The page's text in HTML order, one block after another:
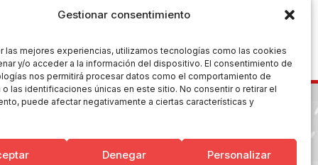
Gestionar consentimiento
las mejores experiencias, utilizamos tecnologías como las cookies
y/o acceder a la información del dispositivo. El consentimiento de
nos permitirá procesar datos como el comportamiento de
las identificaciones únicas en este sitio. No consentir o retirar el
puede afectar negativamente a ciertas características y
Denegar Personalizar